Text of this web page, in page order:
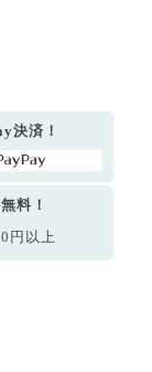
決済！
料！
円以上